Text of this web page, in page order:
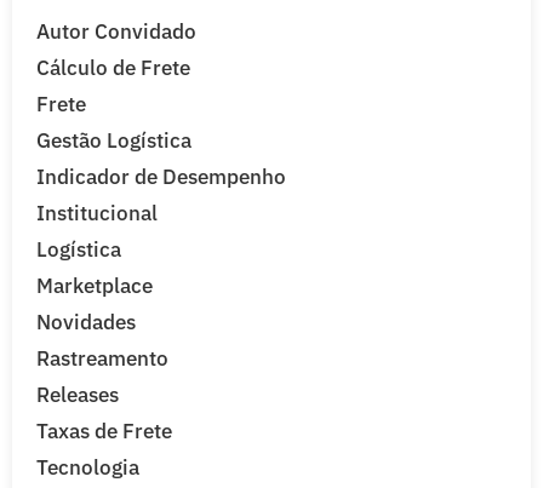
Autor Convidado
Cálculo de Frete
Frete
Gestão Logística
Indicador de Desempenho
Institucional
Logística
Marketplace
Novidades
Rastreamento
Releases
Taxas de Frete
Tecnologia